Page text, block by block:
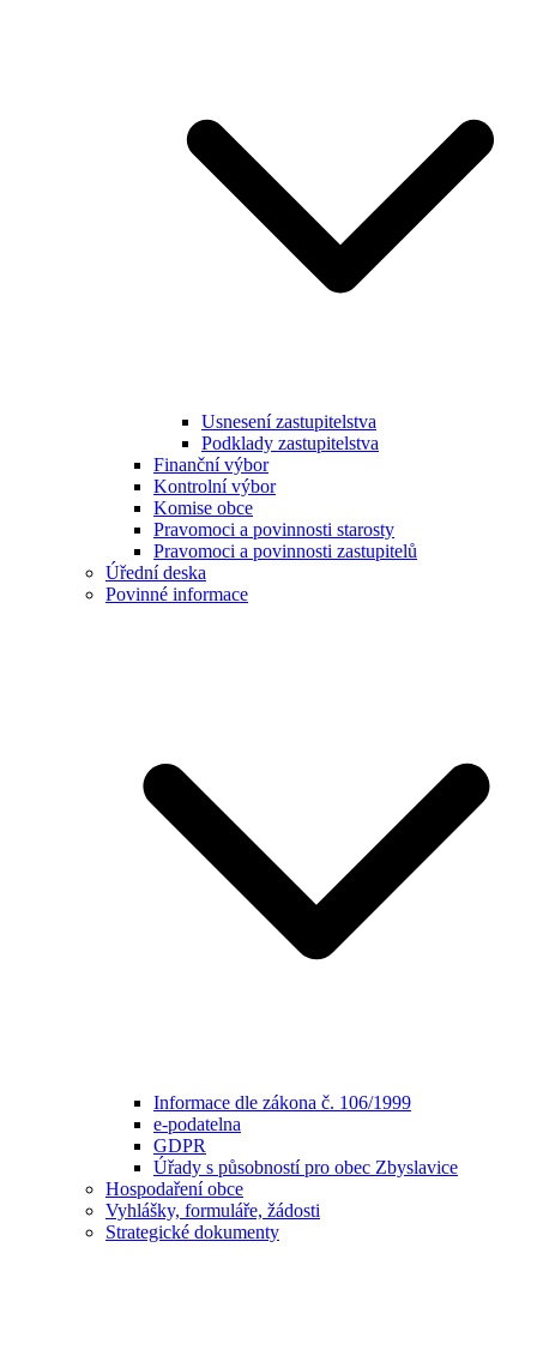
Usnesení zastupitelstva
Podklady zastupitelstva
Finanční výbor
Kontrolní výbor
Komise obce
Pravomoci a povinnosti starosty
Pravomoci a povinnosti zastupitelů
Úřední deska
Povinné informace
Informace dle zákona č. 106/1999
e-podatelna
GDPR
Úřady s působností pro obec Zbyslavice
Hospodaření obce
Vyhlášky, formuláře, žádosti
Strategické dokumenty